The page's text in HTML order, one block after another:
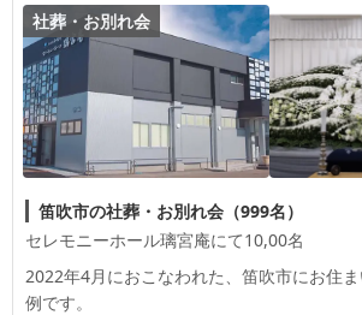
社葬・お別れ会
笛吹市の社葬・お別れ会（999名）
セレモニーホール璃宮庵にて10,00名
2022年4月におこなわれた、 笛吹市にお住
例です。